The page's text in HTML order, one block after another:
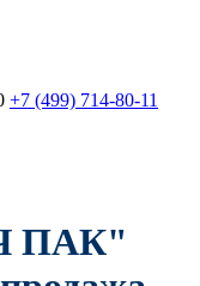
+7 (499) 714-80-11
ПАК"